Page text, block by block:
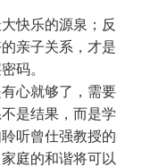
快乐的源泉；反
亲子关系，才是
码。
心就够了，需要
是结果，而是学
听曾仕强教授的
庭的和谐将可以